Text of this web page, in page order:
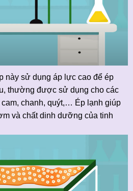
này sử dụng áp lực cao để ép
thường được sử dụng cho các
cam, chanh, quýt,… Ép lạnh giúp
và chất dinh dưỡng của tinh